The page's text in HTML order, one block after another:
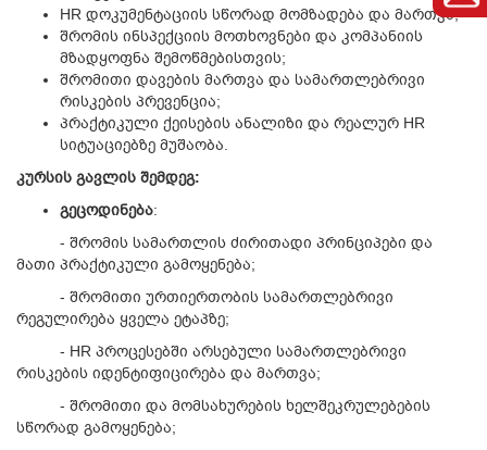
HR დოკუმენტაციის სწორად მომზადება და მართვა;
შრომის ინსპექციის მოთხოვნები და კომპანიის
მზადყოფნა შემოწმებისთვის;
შრომითი დავების მართვა და სამართლებრივი
რისკების პრევენცია;
პრაქტიკული ქეისების ანალიზი და რეალურ HR
სიტუაციებზე მუშაობა.
კურსის გავლის შემდეგ:
გეცოდინება:
- შრომის სამართლის ძირითადი პრინციპები და
მათი პრაქტიკული გამოყენება;
- შრომითი ურთიერთობის სამართლებრივი
რეგულირება ყველა ეტაპზე;
- HR პროცესებში არსებული სამართლებრივი
რისკების იდენტიფიცირება და მართვა;
- შრომითი და მომსახურების ხელშეკრულებების
სწორად გამოყენება;